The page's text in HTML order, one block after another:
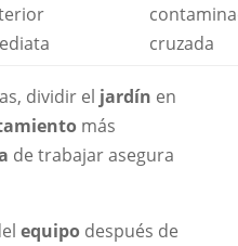
cruzada
dividir el jardín en
más
de trabajar asegura
equipodespués de